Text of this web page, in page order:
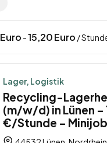
Euro -15,20Euro /
Lager, Logistik
Recycling-
(m/w/d) in Lünen –
€/Stunde – Minijob